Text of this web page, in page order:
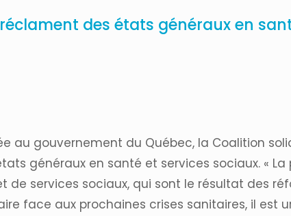
des états généraux en
au gouvernement du Québec, la Coalition
généraux en santé et services sociaux. «
de services sociaux, qui sont le résultat des
face aux prochaines crises sanitaires, il est